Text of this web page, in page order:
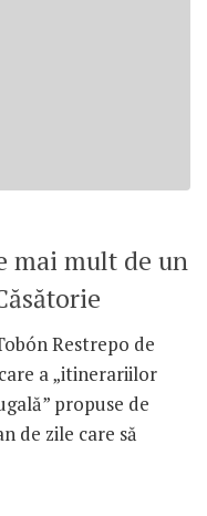
mai mult de un
Restrepo de
a „itinerariilor
propuse de
de zile care să